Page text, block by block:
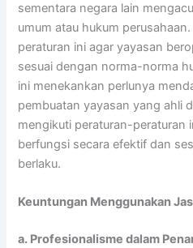
sementara negara lain
umum atau hukum
peraturan ini agar yayasan
sesuai dengan norma-norma
ini menekankan perlunya
pembuatan yayasan yang ahli
mengikuti peraturan-peraturan
berfungsi secara efektif dan
berlaku.
Keuntungan Menggunakan
a. Profesionalisme dalam